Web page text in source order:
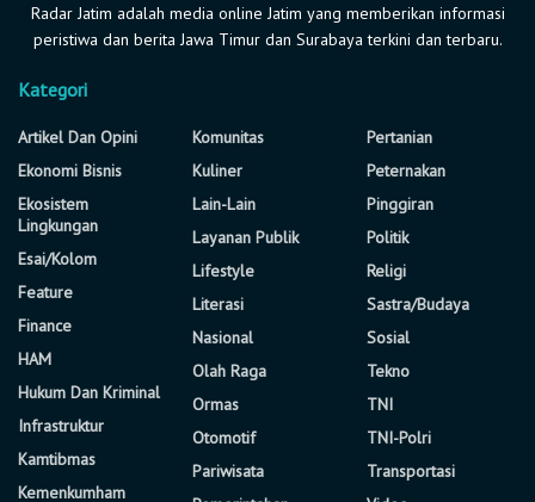
Radar Jatim adalah media online Jatim yang memberikan informasi
peristiwa dan berita Jawa Timur dan Surabaya terkini dan terbaru.
Kategori
Artikel Dan Opini
Ekonomi Bisnis
Ekosistem
Lingkungan
Esai/Kolom
Feature
Finance
HAM
Hukum Dan Kriminal
Infrastruktur
Kamtibmas
Kemenkumham
Komunitas
Kuliner
Lain-Lain
Layanan Publik
Lifestyle
Literasi
Nasional
Olah Raga
Ormas
Otomotif
Pariwisata
Pertanian
Peternakan
Pinggiran
Politik
Religi
Sastra/Budaya
Sosial
Tekno
TNI
TNI-Polri
Transportasi